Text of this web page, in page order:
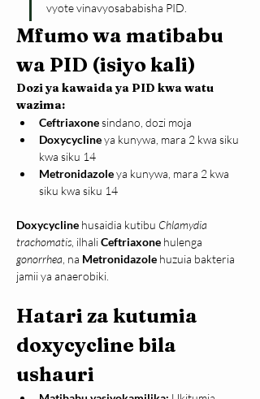
vyote vinavyosababisha PID.
Mfumo wa matibabu
wa PID (isiyo kali)
Dozi ya kawaida ya PID kwa watu
wazima:
Ceftriaxone sindano, dozi moja
Doxycycline ya kunywa, mara 2 kwa siku
kwa siku 14
Metronidazole ya kunywa, mara 2 kwa
siku kwa siku 14
Doxycycline husaidia kutibu Chlamydia
trachomatis , ilhali Ceftriaxone hulenga
gonorrhea , na Metronidazole huzuia bakteria
jamii ya anaerobiki.
Hatari za kutumia
doxycycline bila
ushauri